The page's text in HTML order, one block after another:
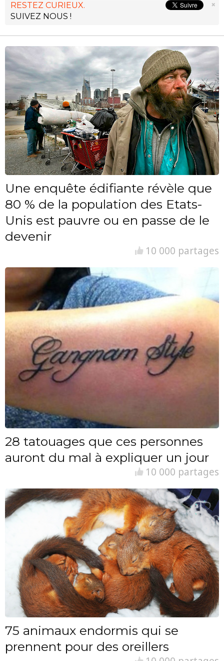
×
RESTEZ CURIEUX.
SUIVEZ NOUS !
Une enquête édifiante révèle que
80 % de la population des Etats-
Unis est pauvre ou en passe de le
devenir
10 000 partages
28 tatouages que ces personnes
auront du mal à expliquer un jour
10 000 partages
75 animaux endormis qui se
prennent pour des oreillers